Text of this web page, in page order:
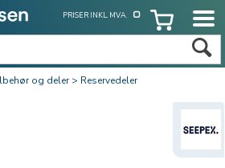
PRISER INKL. MVA.
og deler>Reservedeler